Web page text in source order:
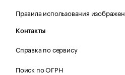
Правила использования
Контакты
Справка по сервису
Поиск по ОГРН